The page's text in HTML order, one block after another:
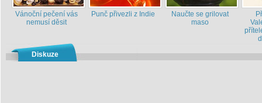
Vánoční pečení vás
nemusí děsit
Punč přivezli z Indie
Naučte se grilovat
maso
Diskuze